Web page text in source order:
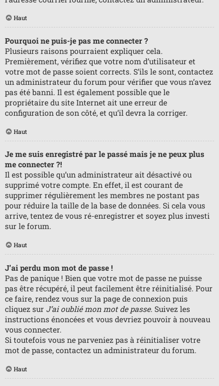
Haut
Pourquoi ne puis-je pas me connecter ?
Plusieurs raisons pourraient expliquer cela.
Premièrement, vérifiez que votre nom d’utilisateur et
votre mot de passe soient corrects. S’ils le sont, contactez
un administrateur du forum pour vérifier que vous n’avez
pas été banni. Il est également possible que le
propriétaire du site Internet ait une erreur de
configuration de son côté, et qu’il devra la corriger.
Haut
Je me suis enregistré par le passé mais je ne peux plus
me connecter ?!
Il est possible qu’un administrateur ait désactivé ou
supprimé votre compte. En effet, il est courant de
supprimer régulièrement les membres ne postant pas
pour réduire la taille de la base de données. Si cela vous
arrive, tentez de vous ré-enregistrer et soyez plus investi
sur le forum.
Haut
J’ai perdu mon mot de passe !
Pas de panique ! Bien que votre mot de passe ne puisse
pas être récupéré, il peut facilement être réinitialisé. Pour
ce faire, rendez vous sur la page de connexion puis
cliquez sur J’ai oublié mon mot de passe. Suivez les
instructions énoncées et vous devriez pouvoir à nouveau
vous connecter.
Si toutefois vous ne parveniez pas à réinitialiser votre
mot de passe, contactez un administrateur du forum.
Haut